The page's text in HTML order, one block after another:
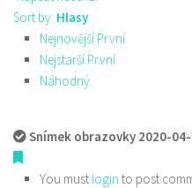
Sort by: Hlasy
Nejnovější První
Nejstarší První
Náhodný
Snímek obrazovky 2020-
You must login to post